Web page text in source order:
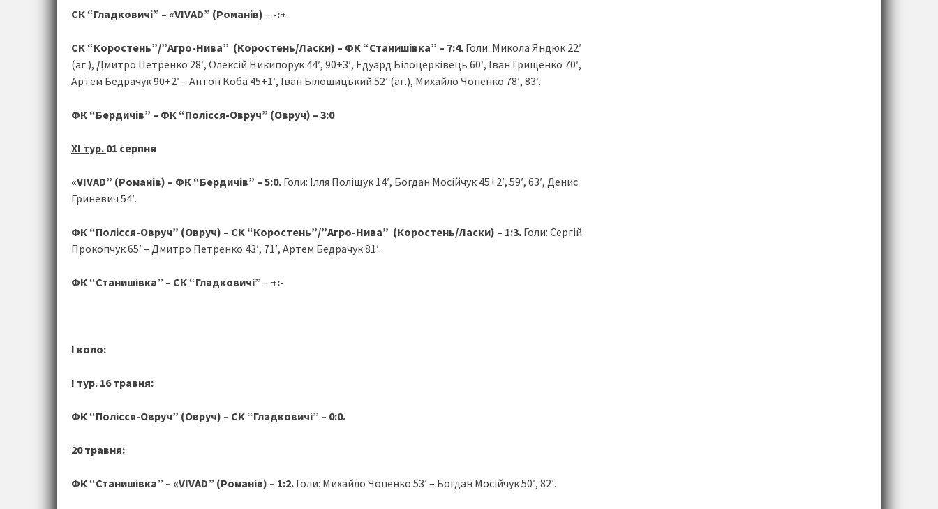
СК “Гладковичі” – «VIVAD” (Романів) – -:+
СК “Коростень”/”Агро-Нива” (Коростень/Ласки) – ФК “Станишівка” – 7:4. Голи: Микола Яндюк 22′
(аг.), Дмитро Петренко 28′, Олексій Никипорук 44′, 90+3′, Едуард Білоцерківець 60′, Іван Грищенко 70′,
Артем Бедрачук 90+2′ – Антон Коба 45+1′, Іван Білошицький 52′ (аг.), Михайло Чопенко 78′, 83′.
ФК “Бердичів” – ФК “Полісся-Овруч” (Овруч) – 3:0
ХІ тур. 01 серпня
«VIVAD” (Романів) – ФК “Бердичів” – 5:0. Голи: Ілля Поліщук 14′, Богдан Мосійчук 45+2′, 59′, 63′, Денис
Гриневич 54′.
ФК “Полісся-Овруч” (Овруч) – СК “Коростень”/”Агро-Нива” (Коростень/Ласки) – 1:3. Голи: Сергій
Прокопчук 65′ – Дмитро Петренко 43′, 71′, Артем Бедрачук 81′.
ФК “Станишівка” – СК “Гладковичі” – +:-
І коло:
І тур. 16 травня:
ФК “Полісся-Овруч” (Овруч) – СК “Гладковичі” – 0:0.
20 травня:
ФК “Станишівка” – «VIVAD” (Романів) – 1:2. Голи: Михайло Чопенко 53′ – Богдан Мосійчук 50′, 82′.